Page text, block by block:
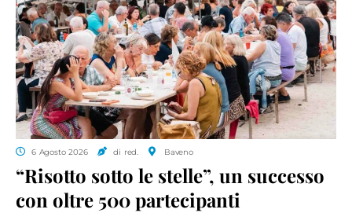
6 Agosto 2026 di red. Baveno
“Risotto sotto le stelle”, un successo
con oltre 500 partecipanti